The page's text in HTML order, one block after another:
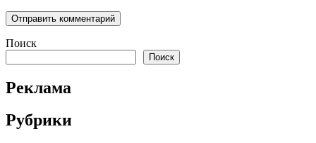
Поиск
Поиск
Реклама
Рубрики